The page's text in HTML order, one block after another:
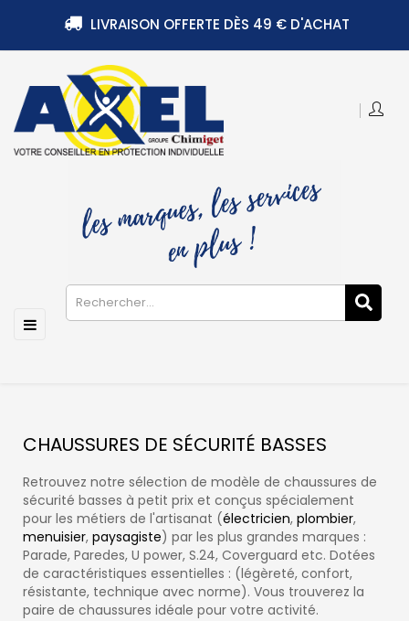
LIVRAISON OFFERTE DÈS 49 € D'ACHAT
Basculer
☰
CHAUSSURES DE SÉCURITÉ BASSES
Retrouvez notre sélection de modèle de chaussures de
sécurité basses à petit prix et conçus spécialement
pour les métiers de l'artisanat (électricien, plombier,
menuisier, paysagiste) par les plus grandes marques :
Parade, Paredes, U power, S.24, Coverguard etc. Dotées
de caractéristiques essentielles : (légèreté, confort,
résistante, technique avec norme). Vous trouverez la
paire de chaussures idéale pour votre activité.